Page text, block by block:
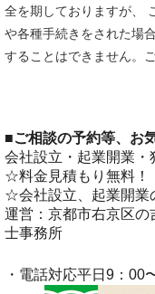
全を期しておりますが、
や各種手続きをされた場
することはできません。
■ご相談の予約等、お
会社設立・起業開業・
☆料金見積もり無料！
☆会社設立、起業開業
運営：京都市右京区
士事務所
・電話対応平日9：00